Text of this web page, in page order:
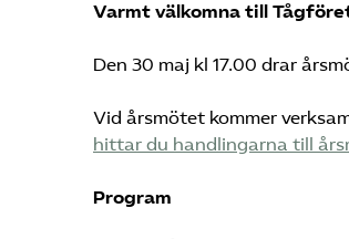
Varmt välkomna till
Den 30 maj kl 17.00 drar
Vid årsmötet kommer
hittar du handlingarna till
Program